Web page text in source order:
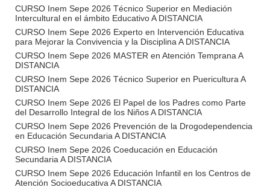
CURSO Inem Sepe 2026 Técnico Superior en Mediación
Intercultural en el ámbito Educativo A DISTANCIA
CURSO Inem Sepe 2026 Experto en Intervención Educativa
para Mejorar la Convivencia y la Disciplina A DISTANCIA
CURSO Inem Sepe 2026 MASTER en Atención Temprana A
DISTANCIA
CURSO Inem Sepe 2026 Técnico Superior en Puericultura A
DISTANCIA
CURSO Inem Sepe 2026 El Papel de los Padres como Parte
del Desarrollo Integral de los Niños A DISTANCIA
CURSO Inem Sepe 2026 Prevención de la Drogodependencia
en Educación Secundaria A DISTANCIA
CURSO Inem Sepe 2026 Coeducación en Educación
Secundaria A DISTANCIA
CURSO Inem Sepe 2026 Educación Infantil en los Centros de
Atención Socioeducativa A DISTANCIA